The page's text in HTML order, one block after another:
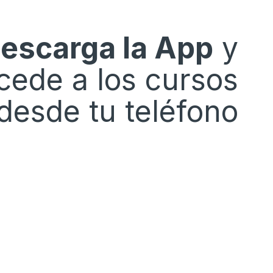
la App y
a los cursos
tu teléfono